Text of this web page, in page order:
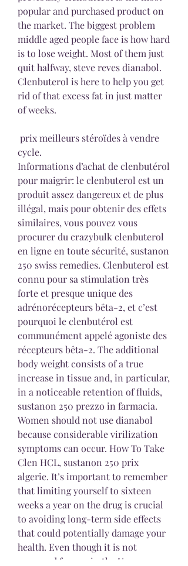
popular and purchased product on
the market. The biggest problem
middle aged people face is how hard
is to lose weight. Most of them just
quit halfway, steve reves dianabol.
Clenbuterol is here to help you get
rid of that excess fat in just matter
of weeks.
cycle.
Informations d’achat de clenbutérol
pour maigrir: le clenbuterol est un
produit assez dangereux et de plus
illégal, mais pour obtenir des effets
similaires, vous pouvez vous
procurer du crazybulk clenbuterol
en ligne en toute sécurité, sustanon
250 swiss remedies. Clenbuterol est
connu pour sa stimulation très
forte et presque unique des
adrénorécepteurs bêta-2, et c’est
pourquoi le clenbutérol est
communément appelé agoniste des
récepteurs bêta-2. The additional
body weight consists of a true
increase in tissue and, in particular,
in a noticeable retention of fluids,
sustanon 250 prezzo in farmacia.
Women should not use dianabol
because considerable virilization
symptoms can occur. How To Take
Clen HCL, sustanon 250 prix
algerie. It’s important to remember
that limiting yourself to sixteen
weeks a year on the drug is crucial
to avoiding long-term side effects
that could potentially damage your
health. Even though it is not
approved for use in the U.